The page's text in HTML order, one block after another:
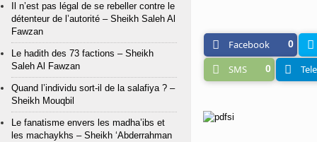
Facebook 0
SMS 0
Il n’est pas légal de se rebeller contre le
détenteur de l’autorité – Sheikh Saleh Al
Fawzan
Le hadith des 73 factions – Sheikh
Saleh Al Fawzan
Quand l’individu sort-il de la salafiya ? –
Sheikh Mouqbil
Le fanatisme envers les madha’ibs et
les machaykhs – Sheikh ‘Abderrahman